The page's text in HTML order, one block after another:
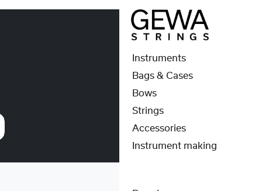
Instruments
Bags & Cases
Bows
Strings
Accessories
Instrument making